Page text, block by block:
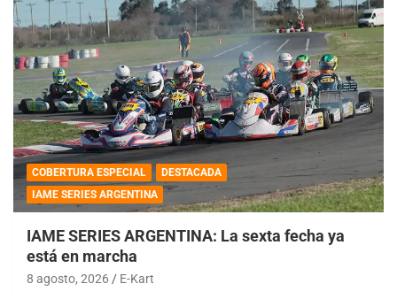
COBERTURA ESPECIAL
DESTACADA
IAME SERIES ARGENTINA
IAME SERIES ARGENTINA: La sexta fecha ya
está en marcha
8 agosto, 2026 E-Kart